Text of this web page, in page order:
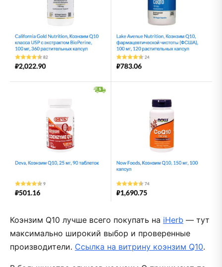
Коэнзим Q10 лучше всего покупать на iHerb — тут
максимально широкий выбор и проверенные
производители. Ссылка на витрину коэнзим Q10.